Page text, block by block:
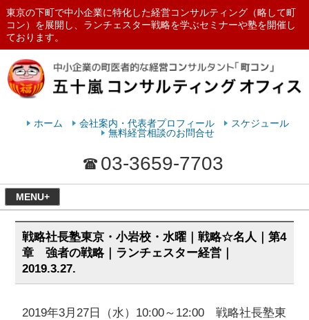
東京の下町で中小企業に特化した経営コンサルティング（略して町
コン）を展開し、ランチェスター戦略を学ぶセミナーや塾を開催し
ております。
ランチェスターの法則を学ぶなら
ホーム 会社案内・代表者プロフィール
スケジュール
無料経営相談のお問合せ
03-3659-7703
MENU+
戦略社長塾東京・小岩校・水曜｜戦略☆名人｜第4
章 強者の戦略｜ランチェスター経営｜
2019.3.27.
2019年3月27日（水）10:00～12:00 戦略社長塾東